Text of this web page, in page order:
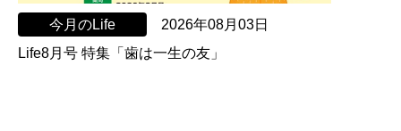
今月のLife
2026年08月03日
Life8月号 特集「歯は一生の友」